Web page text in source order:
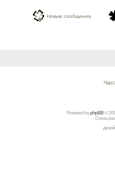
Новые сообщения
Powered byрhрBВ©
Стиль